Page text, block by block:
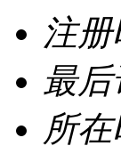
注
最
所